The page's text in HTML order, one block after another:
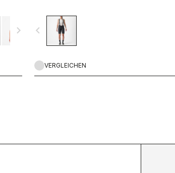
navigate_next navigate_before
VERGLEICHEN